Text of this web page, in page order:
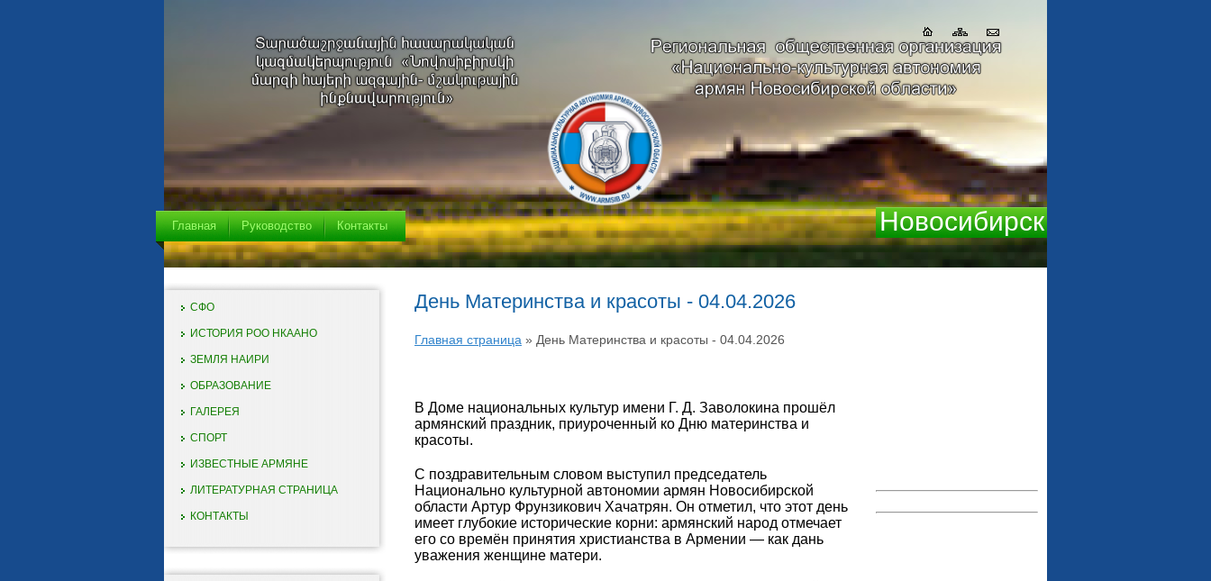
Главная Руководство Контакты Новосибирск
День Материнства и красоты - 04.04.2026
Главная страница » День Материнства и красоты - 04.04.2026
В Доме национальных культур имени Г. Д. Заволокина прошёл
армянский праздник, приуроченный ко Дню материнства и
красоты.
С поздравительным словом выступил председатель
Национально культурной автономии армян Новосибирской
области Артур Фрунзикович Хачатрян. Он отметил, что этот день
имеет глубокие исторические корни: армянский народ отмечает
его со времён принятия христианства в Армении — как дань
уважения женщине матери.
СФО
ИСТОРИЯ РОО НКААНО
ЗЕМЛЯ НАИРИ
ОБРАЗОВАНИЕ
ГАЛЕРЕЯ
СПОРТ
ИЗВЕСТНЫЕ АРМЯНЕ
ЛИТЕРАТУРНАЯ СТРАНИЦА
КОНТАКТЫ